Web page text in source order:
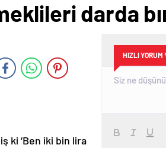
darda
ki ‘Ben iki bin lira
HIZLI YORUM